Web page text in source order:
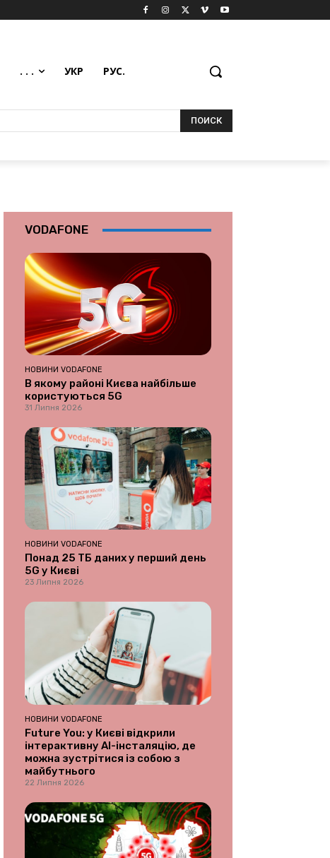
. . . УКР РУС.
ПОИСК
VODAFONE
НОВИНИ VODAFONE
В якому районі Києва найбільше
користуються 5G
31 Липня 2026
НОВИНИ VODAFONE
Понад 25 ТБ даних у перший день
5G у Києві
23 Липня 2026
НОВИНИ VODAFONE
Future You: у Києві відкрили
інтерактивну AI-інсталяцію, де
можна зустрітися із собою з
майбутнього
22 Липня 2026